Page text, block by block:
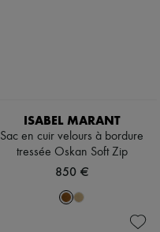
ISABEL MARANT
Sac en cuir velours à bordure
tressée Oskan Soft Zip
850 €